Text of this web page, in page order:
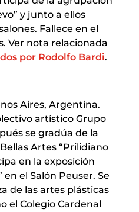
y junto a ellos
Fallece en el
Ver nota relacionada
por Rodolfo Bardi.
Aires, Argentina.
artístico Grupo
se gradúa de la
Artes “Prilidiano
en la exposición
el Salón Peuser. Se
de las artes plásticas
el Colegio Cardenal